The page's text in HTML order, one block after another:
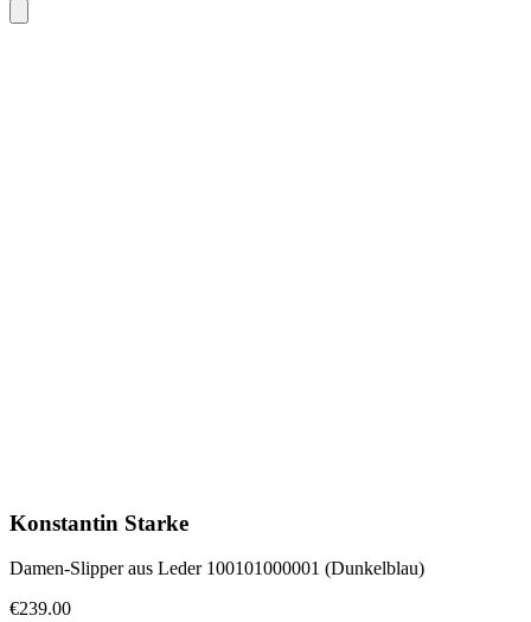
Konstantin Starke
Damen-Slipper aus Leder 100101000001 (Dunkelblau)
€239.00